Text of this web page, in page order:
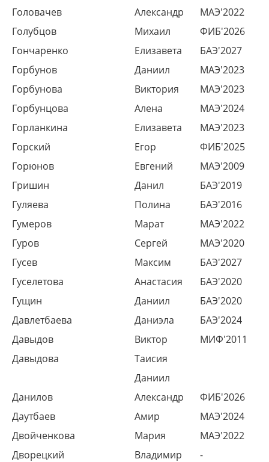
Головачев
Александр
МАЭ'2022
Голубцов
Михаил
ФИБ'2026
Гончаренко
Елизавета
БАЭ'2027
Горбунов
Даниил
МАЭ'2023
Горбунова
Виктория
МАЭ'2023
Горбунцова
Алена
МАЭ'2024
Горланкина
Елизавета
МАЭ'2023
Горский
Егор
ФИБ'2025
Горюнов
Евгений
МАЭ'2009
Гришин
Данил
БАЭ'2019
Гуляева
Полина
БАЭ'2016
Гумеров
Марат
МАЭ'2022
Гуров
Сергей
МАЭ'2020
Гусев
Максим
БАЭ'2027
Гуселетова
Анастасия
БАЭ'2020
Гущин
Даниил
БАЭ'2020
Давлетбаева
Даниэла
БАЭ'2024
Давыдов
Виктор
МИФ'2011
Давыдова
Таисия
Даниил
Данилов
Александр
ФИБ'2026
Даутбаев
Амир
МАЭ'2024
Двойченкова
Мария
МАЭ'2022
Дворецкий
Владимир
-